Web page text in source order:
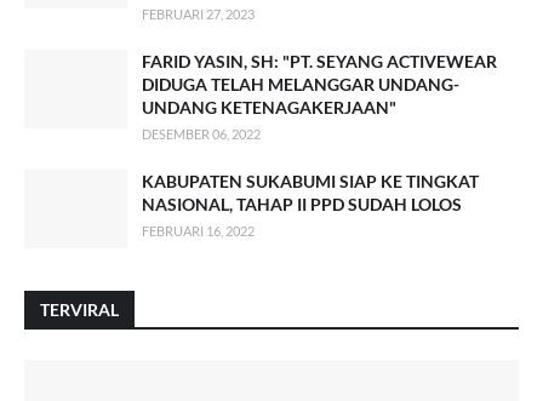
FEBRUARI 27, 2023
FARID YASIN, SH: "PT. SEYANG ACTIVEWEAR
DIDUGA TELAH MELANGGAR UNDANG-
UNDANG KETENAGAKERJAAN"
DESEMBER 06, 2022
KABUPATEN SUKABUMI SIAP KE TINGKAT
NASIONAL, TAHAP II PPD SUDAH LOLOS
FEBRUARI 16, 2022
TERVIRAL